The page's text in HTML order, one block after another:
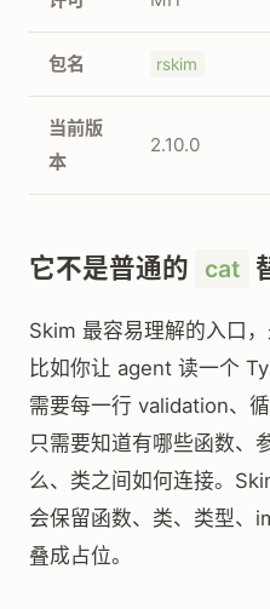
包名 rskim
当前版
本
2.10.0
它不是普通的 cat
Skim 最容易理解的入口
比如你让 agent 读一个
需要每一行 validation、
只需要知道有哪些函数、
么、类之间如何连接。
会保留函数、类、类型、
叠成占位。